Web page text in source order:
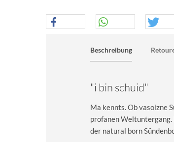
Beschreibung
"i bin schuid"
Ma kennts. Ob vasoizne
profanen Weltuntergang.
der natural born